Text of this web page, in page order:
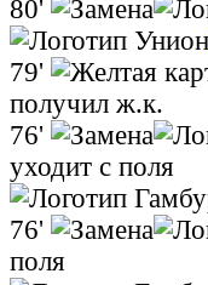
80'
79'
получил ж.к.
76'
уходит с поля
76'
поля